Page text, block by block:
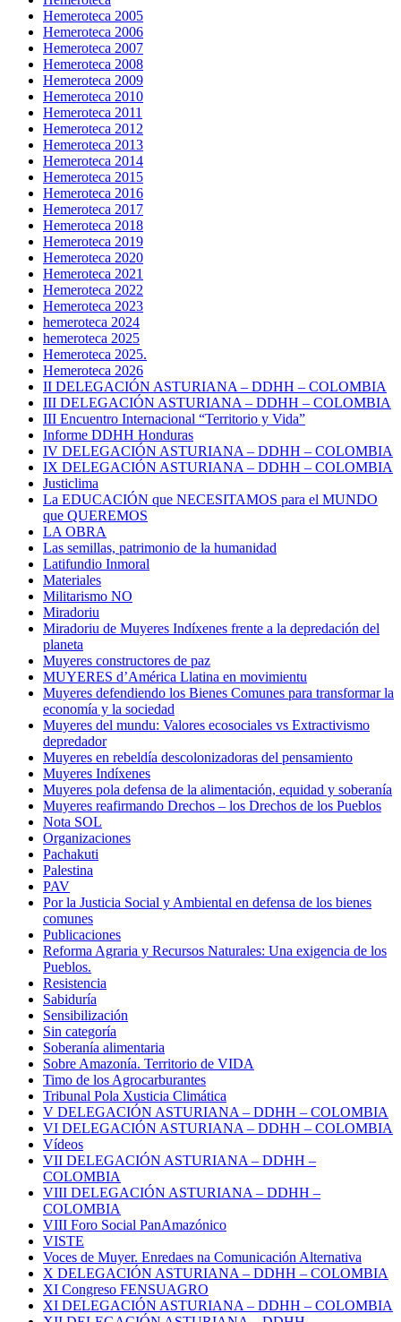
Hemeroteca 2005
Hemeroteca 2006
Hemeroteca 2007
Hemeroteca 2008
Hemeroteca 2009
Hemeroteca 2010
Hemeroteca 2011
Hemeroteca 2012
Hemeroteca 2013
Hemeroteca 2014
Hemeroteca 2015
Hemeroteca 2016
Hemeroteca 2017
Hemeroteca 2018
Hemeroteca 2019
Hemeroteca 2020
Hemeroteca 2021
Hemeroteca 2022
Hemeroteca 2023
hemeroteca 2024
hemeroteca 2025
Hemeroteca 2025.
Hemeroteca 2026
II DELEGACIÓN ASTURIANA – DDHH – COLOMBIA
III DELEGACIÓN ASTURIANA – DDHH – COLOMBIA
III Encuentro Internacional “Territorio y Vida”
Informe DDHH Honduras
IV DELEGACIÓN ASTURIANA – DDHH – COLOMBIA
IX DELEGACIÓN ASTURIANA – DDHH – COLOMBIA
Justiclima
La EDUCACIÓN que NECESITAMOS para el MUNDO
que QUEREMOS
LA OBRA
Las semillas, patrimonio de la humanidad
Latifundio Inmoral
Materiales
Militarismo NO
Miradoriu
Miradoriu de Muyeres Indíxenes frente a la depredación del
planeta
Muyeres constructores de paz
MUYERES d’América Llatina en movimientu
Muyeres defendiendo los Bienes Comunes para transformar la
economía y la sociedad
Muyeres del mundu: Valores ecosociales vs Extractivismo
depredador
Muyeres en rebeldía descolonizadoras del pensamiento
Muyeres Indíxenes
Muyeres pola defensa de la alimentación, equidad y soberanía
Muyeres reafirmando Drechos – los Drechos de los Pueblos
Nota SOL
Organizaciones
Pachakuti
Palestina
PAV
Por la Justicia Social y Ambiental en defensa de los bienes
comunes
Publicaciones
Reforma Agraria y Recursos Naturales: Una exigencia de los
Pueblos.
Resistencia
Sabiduría
Sensibilización
Sin categoría
Soberanía alimentaria
Sobre Amazonía. Territorio de VIDA
Timo de los Agrocarburantes
Tribunal Pola Xusticia Climática
V DELEGACIÓN ASTURIANA – DDHH – COLOMBIA
VI DELEGACIÓN ASTURIANA – DDHH – COLOMBIA
Vídeos
VII DELEGACIÓN ASTURIANA – DDHH –
COLOMBIA
VIII DELEGACIÓN ASTURIANA – DDHH –
COLOMBIA
VIII Foro Social PanAmazónico
VISTE
Voces de Muyer. Enredaes na Comunicación Alternativa
X DELEGACIÓN ASTURIANA – DDHH – COLOMBIA
XI Congreso FENSUAGRO
XI DELEGACIÓN ASTURIANA – DDHH – COLOMBIA